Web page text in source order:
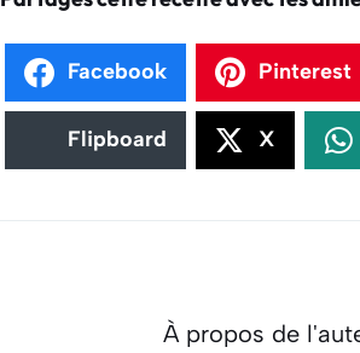
Facebook Pinterest
Flipboard X
À propos de